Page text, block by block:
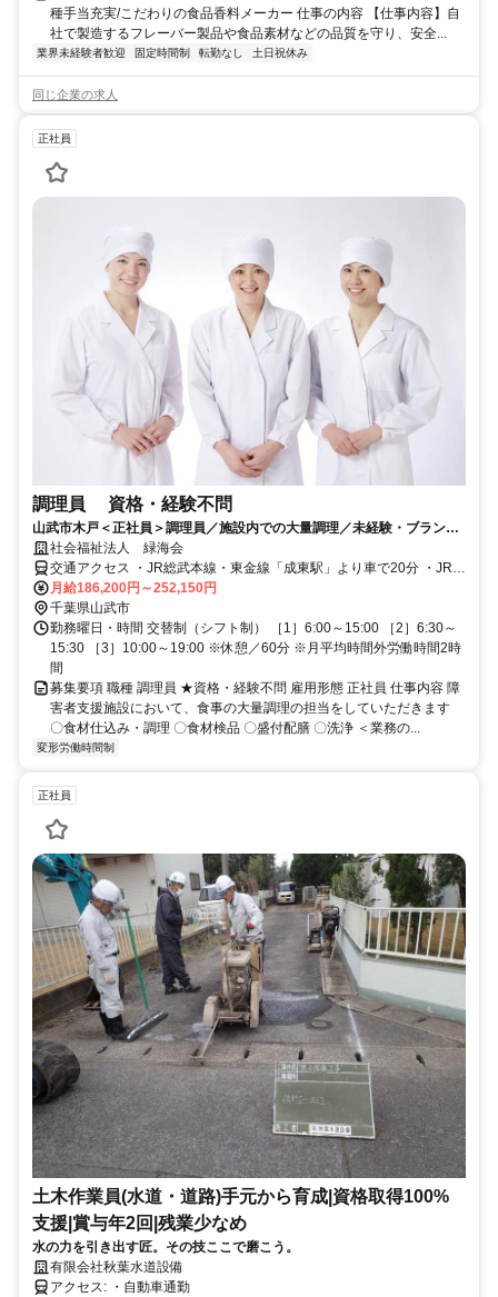
種手当充実/こだわりの食品香料メーカー 仕事の内容 【仕事内容】自
社で製造するフレーバー製品や食品素材などの品質を守り、安全...
業界未経験者歓迎 固定時間制 転勤なし 土日祝休み
同じ企業の求人
正社員
調理員 資格・経験不問
山武市木戸＜正社員＞調理員／施設内での大量調理／未経験・ブランク
OK／充実の待遇面
社会福祉法人 緑海会
交通アクセス ・JR総武本線・東金線「成東駅」より車で20分 ・JR成
東駅からフラワーバス「小松バス停」下車5分
月給186,200円～252,150円
千葉県山武市
勤務曜日・時間 交替制（シフト制） ［1］6:00～15:00 ［2］6:30～
15:30 ［3］10:00～19:00 ※休憩／60分 ※月平均時間外労働時間2時
間
募集要項 職種 調理員 ★資格・経験不問 雇用形態 正社員 仕事内容 障
害者支援施設において、食事の大量調理の担当をしていただきます
〇食材仕込み・調理 〇食材検品 〇盛付配膳 〇洗浄 ＜業務の...
変形労働時間制
正社員
土木作業員(水道・道路)手元から育成|資格取得100%
支援|賞与年2回|残業少なめ
水の力を引き出す匠。その技ここで磨こう。
有限会社秋葉水道設備
アクセス: ・自動車通勤